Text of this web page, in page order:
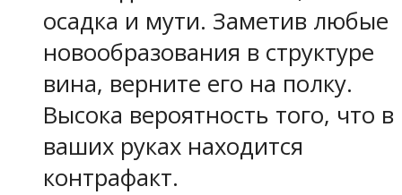
осадка и мути. Заметив любые
новообразования в структуре
вина, верните его на полку.
Высока вероятность того, что в
ваших руках находится
контрафакт.